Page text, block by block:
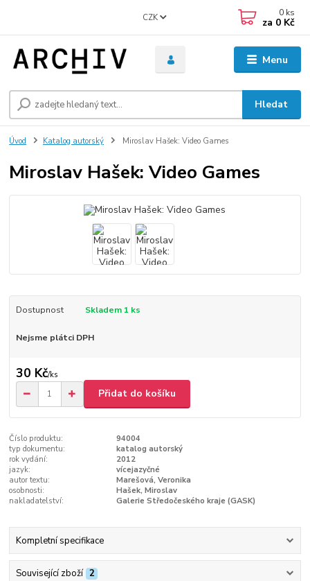
Menu
CZK
Hledat
0 ks
za 0 Kč
Úvod Katalog autorský Miroslav Hašek: Video Games
Miroslav Hašek: Video Games
Dostupnost Skladem 1 ks
Nejsme plátci DPH
30 Kč/ks
Přidat do košíku
Číslo produktu:
94004
typ dokumentu:
katalog autorský
rok vydání:
2012
jazyk:
vícejazyčné
autor textu:
Marešová, Veronika
osobnosti:
Hašek, Miroslav
nakladatelství:
Galerie Středočeského kraje (GASK)
Kompletní specifikace
Související zboží 2